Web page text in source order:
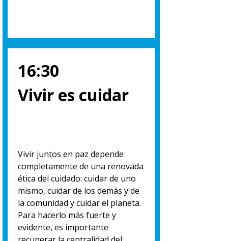
16:30
Vivir es cuidar
Vivir juntos en paz depende
completamente de una renovada
ética del cuidado: cuidar de uno
mismo, cuidar de los demás y de
la comunidad y cuidar el planeta.
Para hacerlo más fuerte y
evidente, es importante